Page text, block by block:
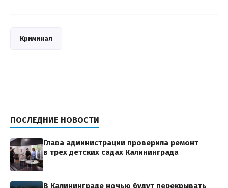
Криминал
ПОСЛЕДНИЕ НОВОСТИ
Глава администрации проверила ремонт
в трех детских садах Калининграда
В Калининграде ночью будут перекрывать